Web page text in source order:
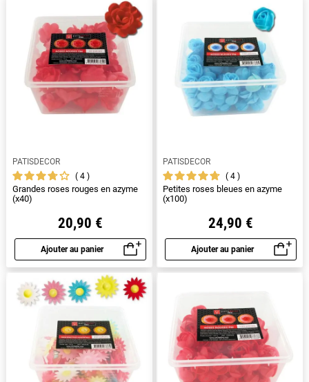
PATISDECOR
4
Grandes roses rouges en azyme
(x40)
20,90 €
Ajouter au panier
Aperçu rapide
PATISDECOR
4
Petites roses bleues en azyme
(x100)
24,90 €
Ajouter au panier
Aperçu rapide